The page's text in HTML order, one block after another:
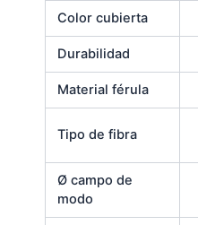
Color cubierta
Durabilidad
Material férula
Tipo de fibra
Ø campo de
modo